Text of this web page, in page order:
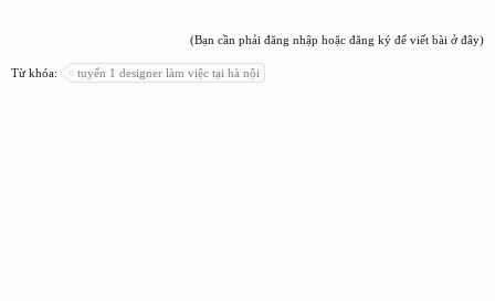
(Bạn cần phải đăng nhập hoặc đăng ký để viết bài ở đây)
Từ khóa: tuyển 1 designer làm việc tại hà nội